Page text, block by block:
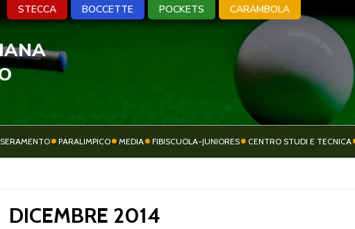
BOCCETTE CARAMBOLA
STECCA BOCCETTE POCKETS CARAMBOLA
PARALIMPICO MEDIA FIBISCUOLA-JUNIORES CENTRO STUDI E TECNICA
DICEMBRE 2014